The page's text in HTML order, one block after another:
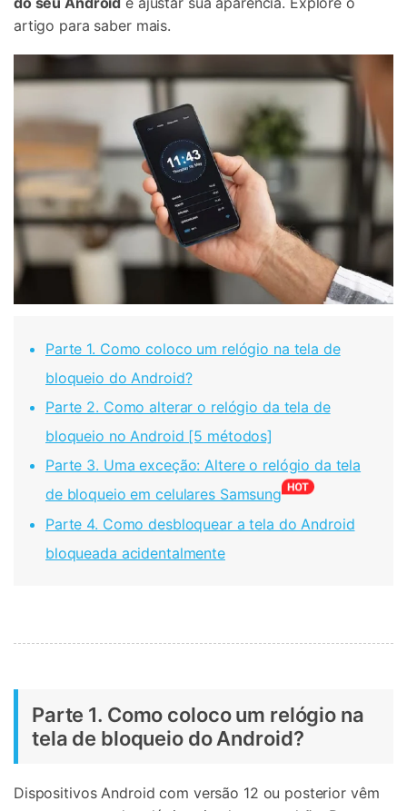
artigo para saber mais.
Parte 1. Como coloco um relógio na tela de
bloqueio do Android?
Parte 2. Como alterar o relógio da tela de
bloqueio no Android [5 métodos]
Parte 3. Uma exceção: Altere o relógio da tela
de bloqueio em celulares Samsung
Parte 4. Como desbloquear a tela do Android
bloqueada acidentalmente
Parte 1. Como coloco um relógio na
tela de bloqueio do Android?
Dispositivos Android com versão 12 ou posterior vêm